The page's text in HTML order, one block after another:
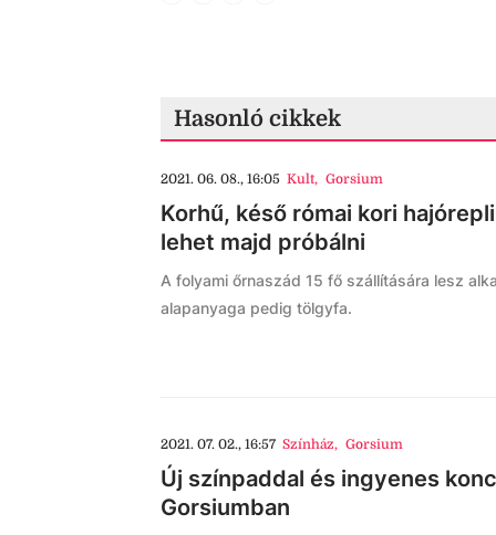
Hasonló cikkek
2021. 06. 08., 16:05 Kult, Gorsium
Korhű, késő római kori
lehet majd próbálni
A folyami őrnaszád 15 fő szállítására lesz
alapanyaga pedig tölgyfa.
2021. 07. 02., 16:57 Színház, Gorsium
Új színpaddal és ingyenes
Gorsiumban